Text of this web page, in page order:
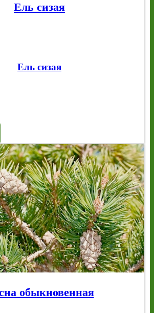
Ель сизая
Ель сизая
обыкновенная